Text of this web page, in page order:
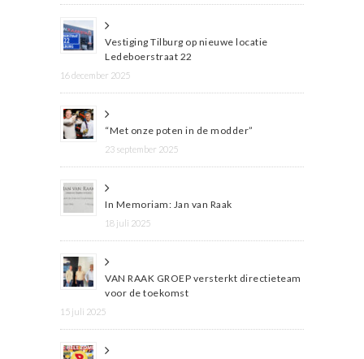
Vestiging Tilburg op nieuwe locatie
Ledeboerstraat 22
16 december 2025
“Met onze poten in de modder”
23 september 2025
In Memoriam: Jan van Raak
18 juli 2025
VAN RAAK GROEP versterkt directieteam
voor de toekomst
15 juli 2025